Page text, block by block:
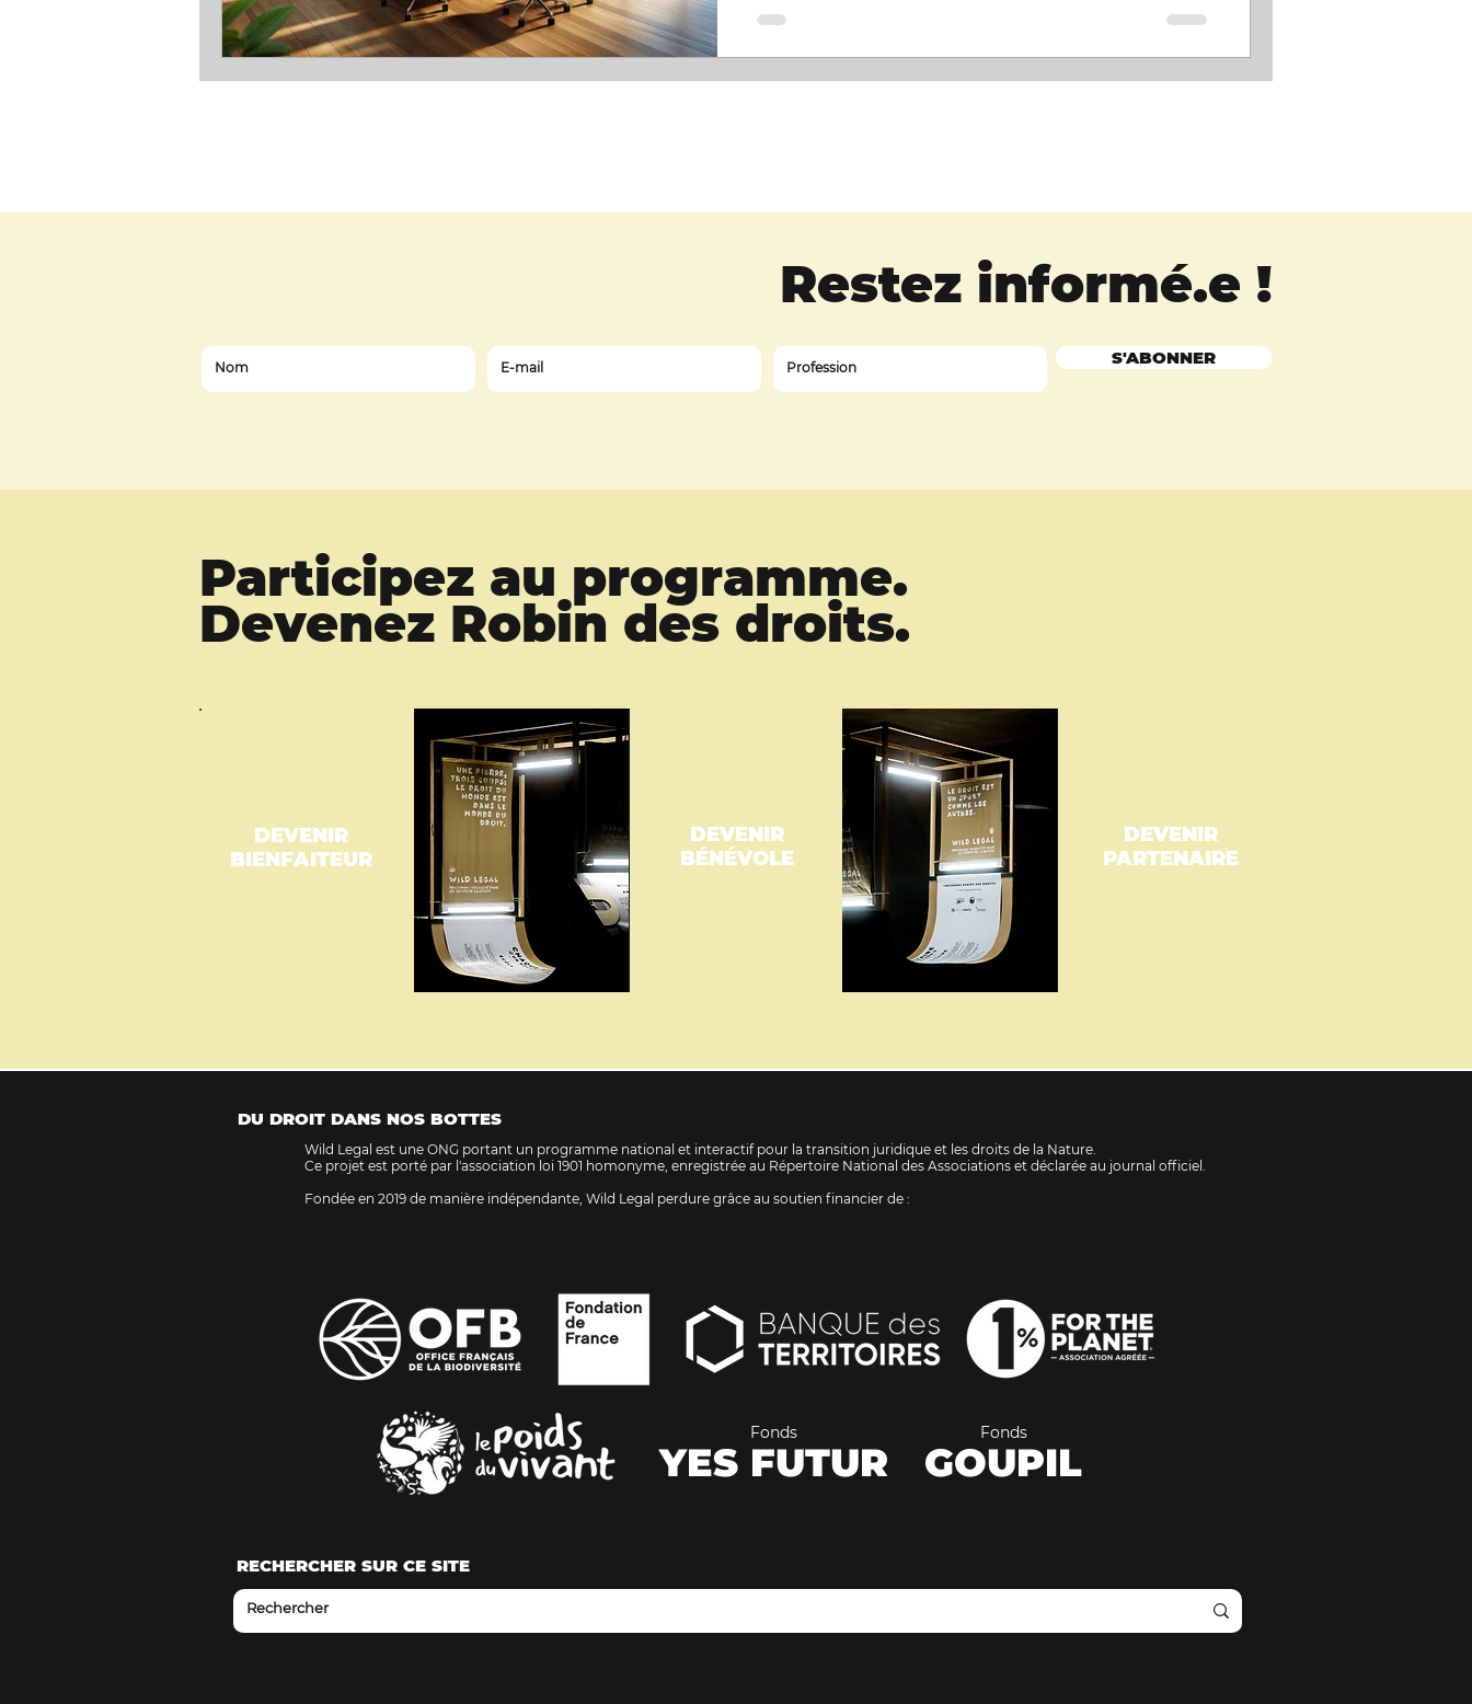
Webinaire Idealco RAPPORT Réserves naturelles de France (RNF)
Restez informé.e
!
S'ABONNER
Devenez Robin des droits.
Participez au programme.
DEVENIR
BÉNÉVOLE
DEVENIR
BIENFAITEUR
DEVENIR
PARTENAIRE
DU DROIT DANS NOS BOTTES
Wild Legal est une ONG portant un programme national et interactif pour la transition juridique et les droits de la Nature.
Ce projet est porté par l'association loi 1901 homonyme, enregistrée au Répertoire National des Associations et déclarée au journal officiel .
Fondée en 2019 de manière indépendante, Wild Legal perdure grâce au soutien financier de :
Fonds
YES FUTUR
Fonds
GOUPIL
RECHERCHER SUR CE SITE